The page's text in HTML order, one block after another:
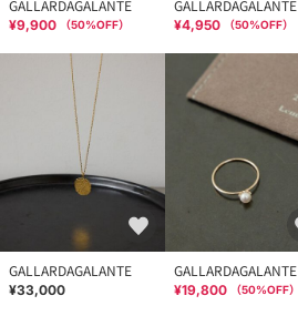
GALLARDAGALANTE
¥9,900 （50%OFF）
GALLARDAGALANTE
¥4,950 （50%OFF）
GALLARDAGALANTE
¥33,000
GALLARDAGALANTE
¥19,800 （50%OFF）